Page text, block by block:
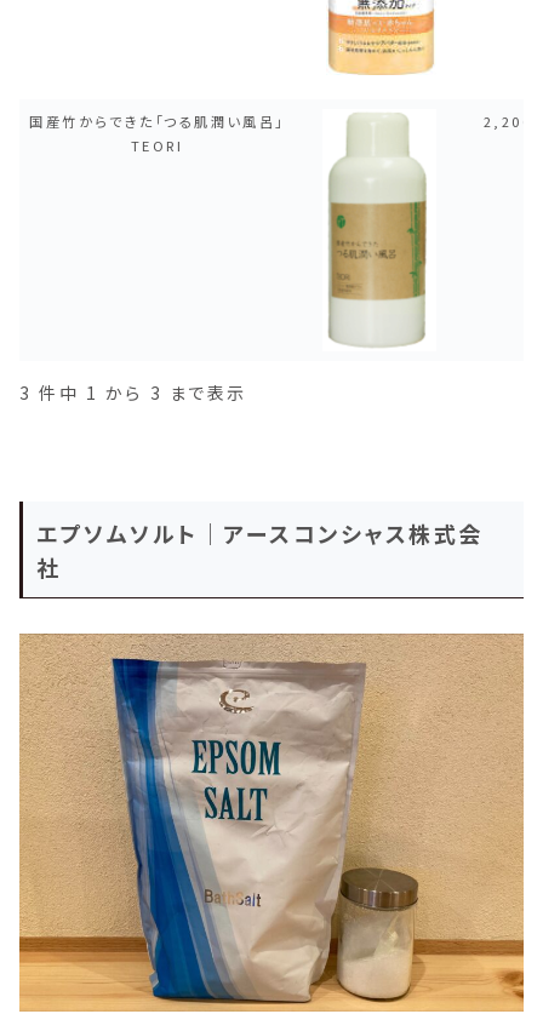
国産竹からできた「つる肌潤い風呂」
TEORI
2,200
3 件中 1 から 3 まで表示
エプソムソルト｜アースコンシャス株式会
社